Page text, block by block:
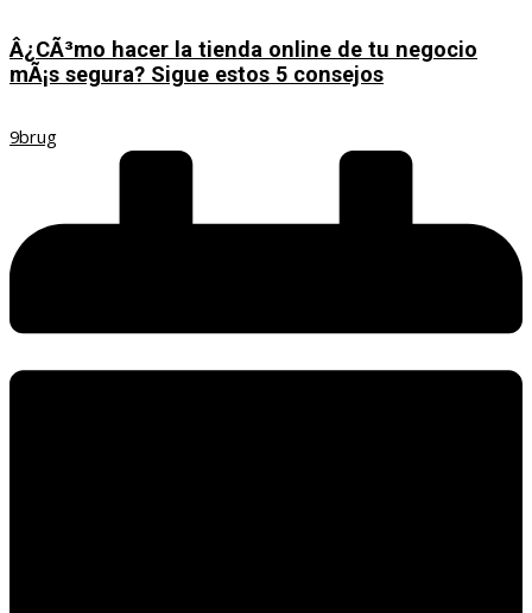
Â¿CÃ³mo hacer la tienda online de tu negocio
mÃ¡s segura? Sigue estos 5 consejos
9brug